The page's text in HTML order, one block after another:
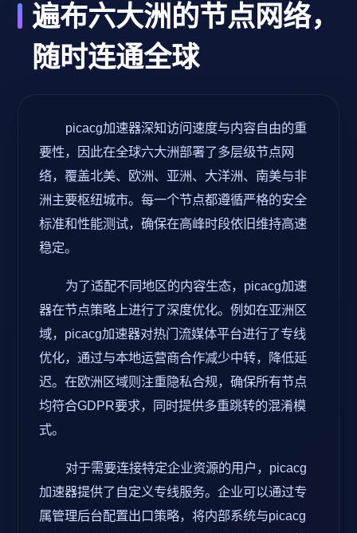
遍布六大洲的节点网络，
随时连通全球
picacg加速器深知访问速度与内容自由的重
要性，因此在全球六大洲部署了多层级节点网
络，覆盖北美、欧洲、亚洲、大洋洲、南美与非
洲主要枢纽城市。每一个节点都遵循严格的安全
标准和性能测试，确保在高峰时段依旧维持高速
稳定。
为了适配不同地区的内容生态，picacg加速
器在节点策略上进行了深度优化。例如在亚洲区
域，picacg加速器对热门流媒体平台进行了专线
优化，通过与本地运营商合作减少中转，降低延
迟。在欧洲区域则注重隐私合规，确保所有节点
均符合GDPR要求，同时提供多重跳转的混淆模
式。
对于需要连接特定企业资源的用户，picacg
加速器提供了自定义专线服务。企业可以通过专
属管理后台配置出口策略，将内部系统与picacg